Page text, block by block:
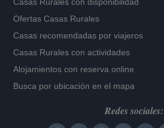
Ofertas Casas Rurales
Casas recomendadas por viajeros
Casas Rurales con actividades
Alojamientos con reserva online
Busca por ubicación en el mapa
Redes sociales: